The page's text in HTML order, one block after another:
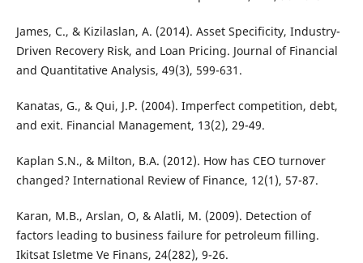
James, C., & Kizilaslan, A. (2014). Asset Specificity, Industry-
Driven Recovery Risk, and Loan Pricing. Journal of Financial
and Quantitative Analysis, 49(3), 599-631.
Kanatas, G., & Qui, J.P. (2004). Imperfect competition, debt,
and exit. Financial Management, 13(2), 29-49.
Kaplan S.N., & Milton, B.A. (2012). How has CEO turnover
changed? International Review of Finance, 12(1), 57-87.
Karan, M.B., Arslan, O, & Alatli, M. (2009). Detection of
factors leading to business failure for petroleum filling.
Ikitsat Isletme Ve Finans, 24(282), 9-26.